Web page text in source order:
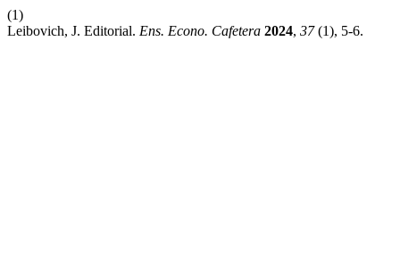
(1)
Leibovich, J. Editorial. Ens. Econo. Cafetera 2024, 37(1), 5-6.